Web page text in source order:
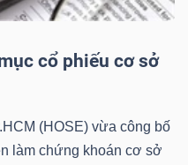
cổ phiếu cơ sở
(HOSE) vừa công bố
làm chứng khoán cơ sở